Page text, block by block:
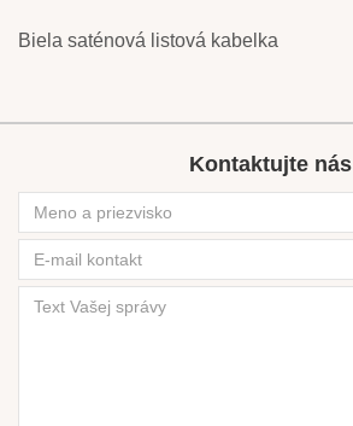
Biela saténová listová kabelka
Kontaktujte nás